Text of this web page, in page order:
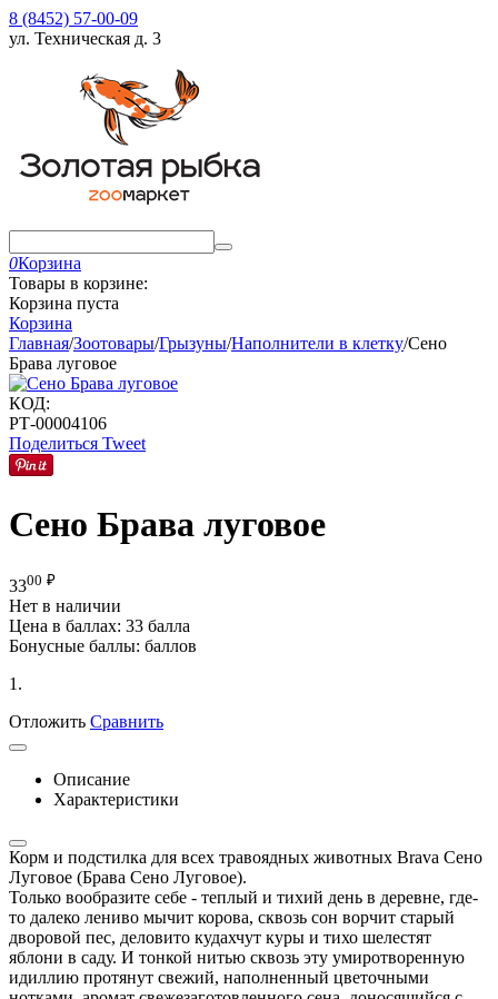
8 (8452) 57-00-09
ул. Техническая д. 3
0Корзина
Товары в корзине:
Корзина пуста
Корзина
Главная/Зоотовары/Грызуны/Наполнители в клетку/Сено
Брава луговое
КОД:
РТ-00004106
Поделиться Tweet
Сено Брава луговое
3300 ₽
Нет в наличии
Цена в баллах: 33 балла
Бонусные баллы: баллов
1.
Отложить Сравнить
Описание
Характеристики
Корм и подстилка для всех травоядных животных Brava Сено
Луговое (Брава Сено Луговое).
Только вообразите себе - теплый и тихий день в деревне, где-
то далеко лениво мычит корова, сквозь сон ворчит старый
дворовой пес, деловито кудахчут куры и тихо шелестят
яблони в саду. И тонкой нитью сквозь эту умиротворенную
идиллию протянут свежий, наполненный цветочными